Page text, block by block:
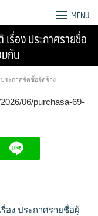
MENU
รื่อง ประกาศรายชื่อ
กัน
ประกาศจัดซื้อจัดจ้าง
06/purchasa-69-
อง ประกาศรายชื่อผู้